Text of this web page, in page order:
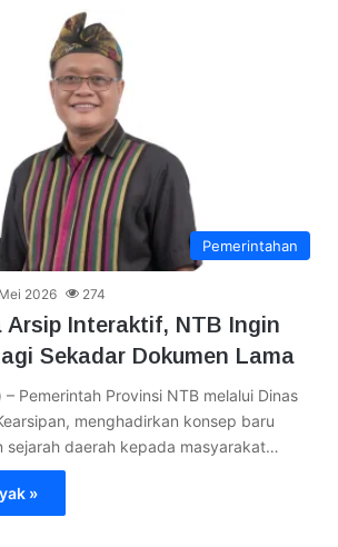
Pemerintahan
2026 274
Interaktif, NTB Ingin
Sekadar Dokumen Lama
Pemerintah Provinsi NTB melalui Dinas
menghadirkan konsep baru
sejarah daerah kepada masyarakat…
»